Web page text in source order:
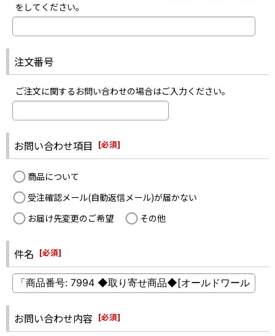
をしてください。
注文番号
ご注文に関するお問い合わせの場合はご入力ください。
お問い合わせ項目 [必須]
商品について
受注確認メール(自動返信メール)が届かない
お届け先変更のご希望
その他
件名 [必須]
お問い合わせ内容 [必須]